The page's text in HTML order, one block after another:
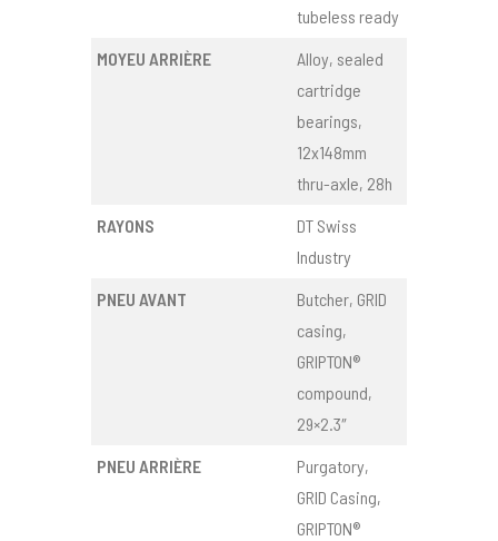
tubeless ready
MOYEU ARRIÈRE
Alloy, sealed
cartridge
bearings,
12x148mm
thru-axle, 28h
RAYONS
DT Swiss
Industry
PNEU AVANT
Butcher, GRID
casing,
GRIPTON®
compound,
29×2.3″
PNEU ARRIÈRE
Purgatory,
GRID Casing,
GRIPTON®